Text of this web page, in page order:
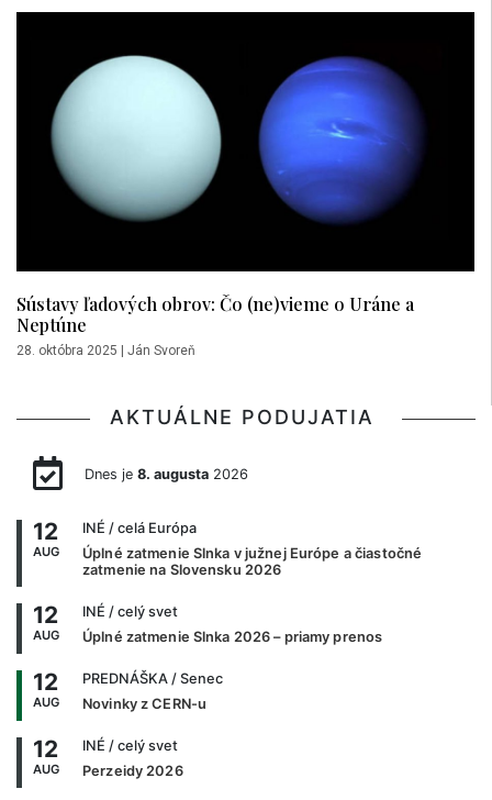
Sústavy ľadových obrov: Čo (ne)vieme o Uráne a
Neptúne
28. októbra 2025 Ján Svoreň
AKTUÁLNE PODUJATIA
Dnes je 8. augusta2026
12
AUG
INÉ / celá Európa
Úplné zatmenie Slnka v južnej Európe a čiastočné
zatmenie na Slovensku 2026
12
AUG
INÉ / celý svet
Úplné zatmenie Slnka 2026 – priamy prenos
12
AUG
PREDNÁŠKA / Senec
Novinky z CERN-u
12
AUG
INÉ / celý svet
Perzeidy 2026